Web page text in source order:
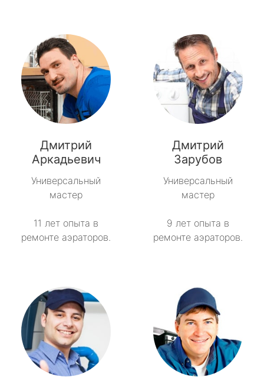
Дмитрий
Аркадьевич
Универсальный
мастер
11 лет опыта в
ремонте аэраторов.
Дмитрий
Зарубов
Универсальный
мастер
9 лет опыта в
ремонте аэраторов.